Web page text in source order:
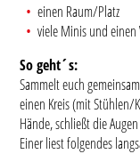
einen Raum/Platz
viele Minis und einen
So geht´s:
Sammelt euch
einen Kreis (mit Stühlen/
Hände, schließt die
Einer liest folgendes